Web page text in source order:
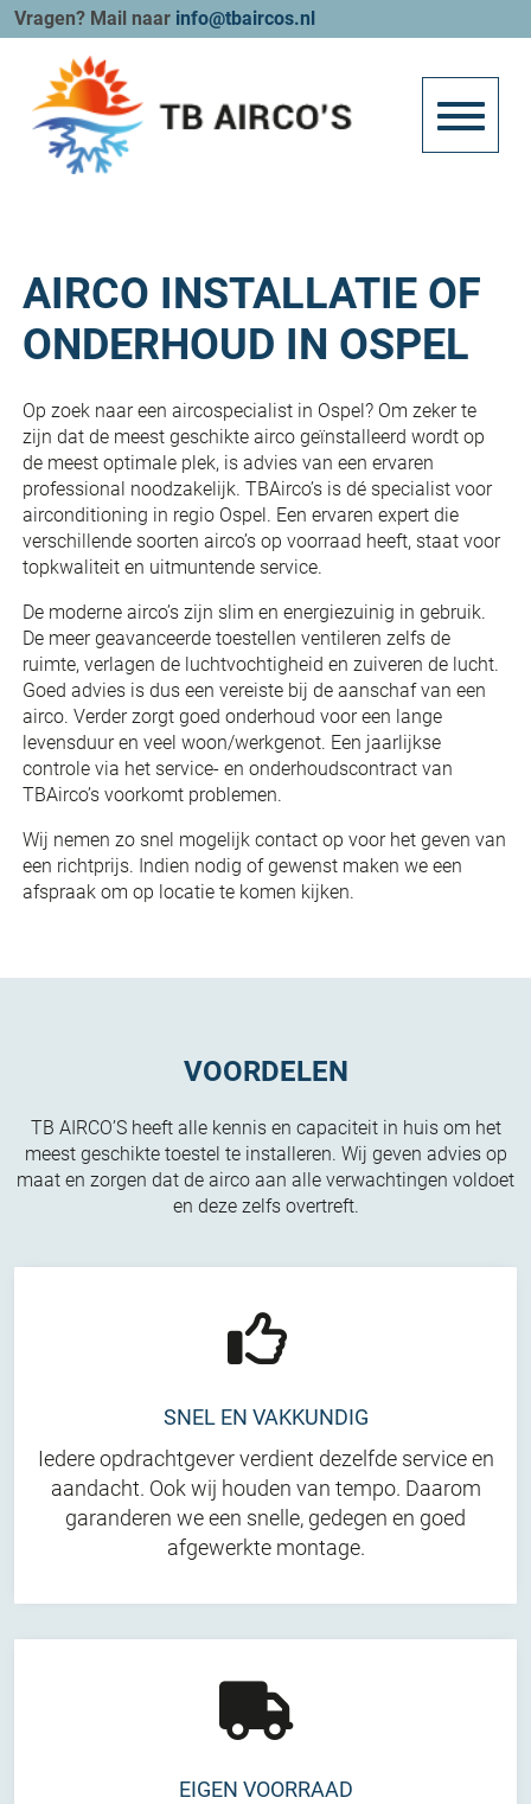
Vragen? Mail naar info@tbaircos.nl
AIRCO INSTALLATIE OF
ONDERHOUD IN OSPEL
Op zoek naar een aircospecialist in Ospel? Om zeker te
zijn dat de meest geschikte airco geïnstalleerd wordt op
de meest optimale plek, is advies van een ervaren
professional noodzakelijk. TBAirco’s is dé specialist voor
airconditioning in regio Ospel. Een ervaren expert die
verschillende soorten airco’s op voorraad heeft, staat voor
topkwaliteit en uitmuntende service.
De moderne airco’s zijn slim en energiezuinig in gebruik.
De meer geavanceerde toestellen ventileren zelfs de
ruimte, verlagen de luchtvochtigheid en zuiveren de lucht.
Goed advies is dus een vereiste bij de aanschaf van een
airco. Verder zorgt goed onderhoud voor een lange
levensduur en veel woon/werkgenot. Een jaarlijkse
controle via het service- en onderhoudscontract van
TBAirco’s voorkomt problemen.
Wij nemen zo snel mogelijk contact op voor het geven van
een richtprijs. Indien nodig of gewenst maken we een
afspraak om op locatie te komen kijken.
VOORDELEN
TB AIRCO’S heeft alle kennis en capaciteit in huis om het
meest geschikte toestel te installeren. Wij geven advies op
maat en zorgen dat de airco aan alle verwachtingen voldoet
en deze zelfs overtreft.
SNEL EN VAKKUNDIG
Iedere opdrachtgever verdient dezelfde service en
aandacht. Ook wij houden van tempo. Daarom
garanderen we een snelle, gedegen en goed
afgewerkte montage.
EIGEN VOORRAAD